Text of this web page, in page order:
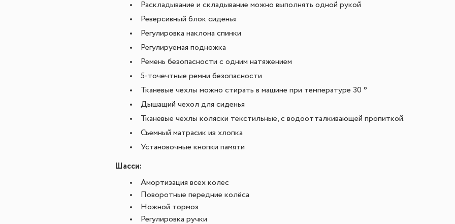
Раскладывание и складывание можно выполнять одной рукой
Реверсивный блок сиденья
Регулировка наклона спинки
Регулируемая подножка
Ремень безопасности с одним натяжением
5-точечтные ремни безопасности
Тканевые чехлы можно стирать в машине при температуре 30 °
Дышащий чехол для сиденья
Тканевые чехлы коляски текстильные, с водоотталкивающей пропиткой.
Съемный матрасик из хлопка
Установочные кнопки памяти
Шасси:
Амортизация всех колес
Поворотные передние колёса
Ножной тормоз
Регулировка ручки